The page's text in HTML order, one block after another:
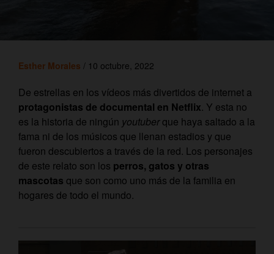
Esther Morales / 10 octubre, 2022
De estrellas en los vídeos más divertidos de internet a
protagonistas de documental en Netflix. Y esta no
es la historia de ningún youtuberque haya saltado a la
fama ni de los músicos que llenan estadios y que
fueron descubiertos a través de la red. Los personajes
de este relato son los perros, gatos y otras
mascotas que son como uno más de la familia en
hogares de todo el mundo.